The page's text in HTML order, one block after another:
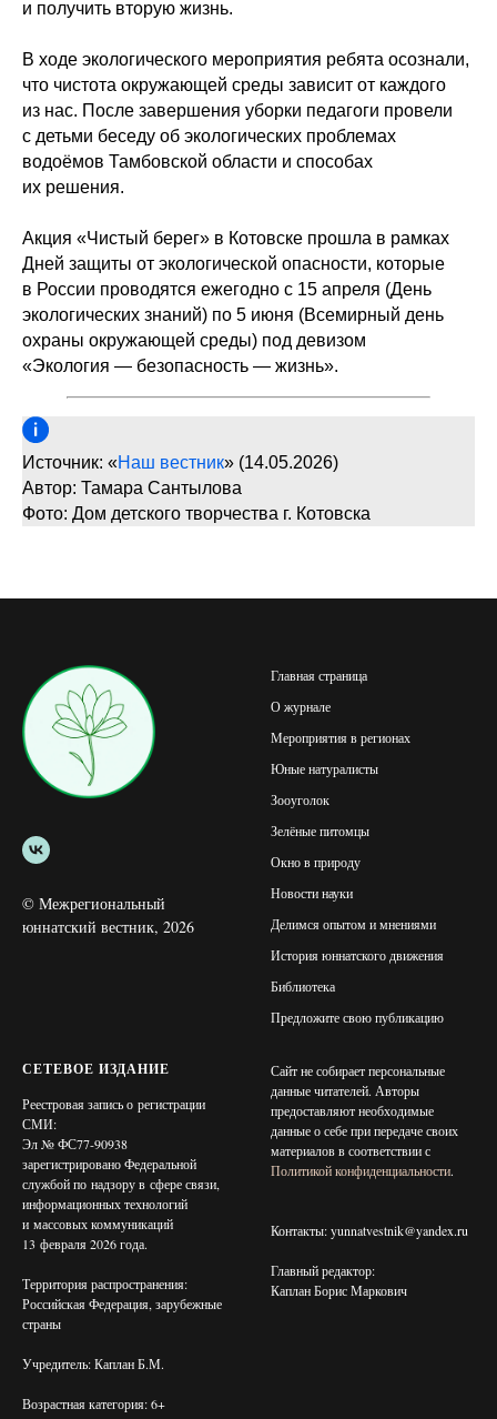
и получить вторую жизнь.
В ходе экологического мероприятия ребята осознали,
что чистота окружающей среды зависит от каждого
из нас. После завершения уборки педагоги провели
с детьми беседу об экологических проблемах
водоёмов Тамбовской области и способах
их решения.
Акция «Чистый берег» в Котовске прошла в рамках
Дней защиты от экологической опасности, которые
в России проводятся ежегодно с 15 апреля (День
экологических знаний) по 5 июня (Всемирный день
охраны окружающей среды) под девизом
«Экология — безопасность — жизнь».
Источник: «Наш вестник» (14.05.2026)
Автор: Тамара Сантылова
Фото: Дом детского творчества г. Котовска
© Межрегиональный
юннатский вестник, 2026
Главная страница
О журнале
Мероприятия в регионах
Юные натуралисты
Зооуголок
Зелёные питомцы
Окно в природу
Новости науки
Делимся опытом и мнениями
История юннатского движения
Библиотека
Предложите свою публикацию
СЕТЕВОЕ ИЗДАНИЕ
Реестровая запись о регистрации
СМИ:
Эл № ФС77-90938
зарегистрировано Федеральной
службой по надзору в сфере связи,
информационных технологий
и массовых коммуникаций
13 февраля 2026 года.
Территория распространения:
Российская Федерация, зарубежные
страны
Учредитель: Каплан Б.М.
Возрастная категория: 6+
Сайт не собирает персональные
данные читателей. Авторы
предоставляют необходимые
данные о себе при передаче своих
материалов в соответствии с
Политикой конфиденциальности.
Контакты: yunnatvestnik@yandex.ru
Главный редактор:
Каплан Борис Маркович